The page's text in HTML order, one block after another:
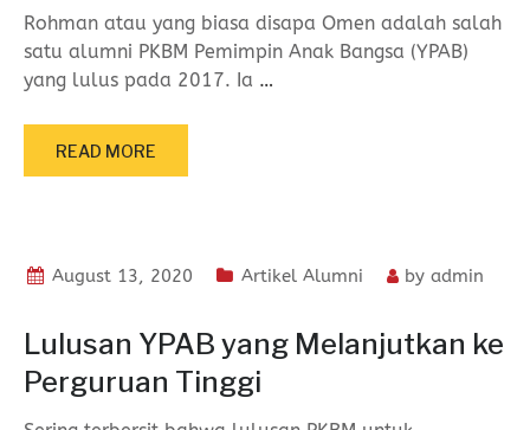
Rohman atau yang biasa disapa Omen adalah salah
satu alumni PKBM Pemimpin Anak Bangsa (YPAB)
yang lulus pada 2017. Ia …
READ MORE
August 13, 2020 Artikel Alumni by admin
Lulusan YPAB yang Melanjutkan ke
Perguruan Tinggi